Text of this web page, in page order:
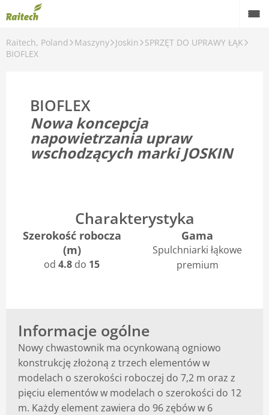
Raitech, Poland Maszyny Joskin
SPRZĘT DO UPRAWY ŁĄK
BIOFLEX
BIOFLEX
Nowa koncepcja
napowietrzania upraw
wschodzących marki JOSKIN
Charakterystyka
Szerokość robocza
(m)
od 4.8 do 15
Gama
Spulchniarki łąkowe
premium
Informacje ogólne
Nowy chwastownik ma ocynkowaną ogniowo
konstrukcję złożoną z trzech elementów w
modelach o szerokości roboczej do 7,2 m oraz z
pięciu elementów w modelach o szerokości do 12
m. Każdy element zawiera do 96 zębów w 6
Części zamienne
Serwis
Rolnictwo precyzyjne
O nas
Kontakt